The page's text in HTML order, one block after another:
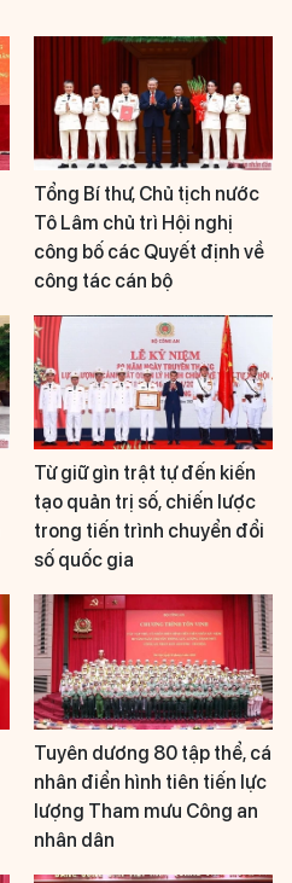
Tổng Bí thư, Chủ tịch nước
Tô Lâm chủ trì Hội nghị
công bố các Quyết định về
công tác cán bộ
Từ giữ gìn trật tự đến kiến
tạo quản trị số, chiến lược
trong tiến trình chuyển đổi
số quốc gia
Tuyên dương 80 tập thể, cá
nhân điển hình tiên tiến lực
lượng Tham mưu Công an
nhân dân